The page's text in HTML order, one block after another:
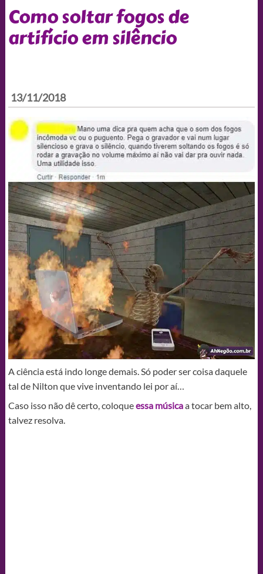
Como soltar fogos de
artifício em silêncio
13/11/2018
A ciência está indo longe demais. Só poder ser coisa daquele
tal de Nilton que vive inventando lei por aí…
Caso isso não dê certo, coloqueessa músicaa tocar bem alto,
talvez resolva.